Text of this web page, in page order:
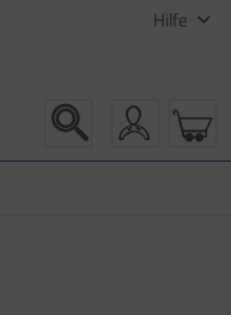
Hilfe